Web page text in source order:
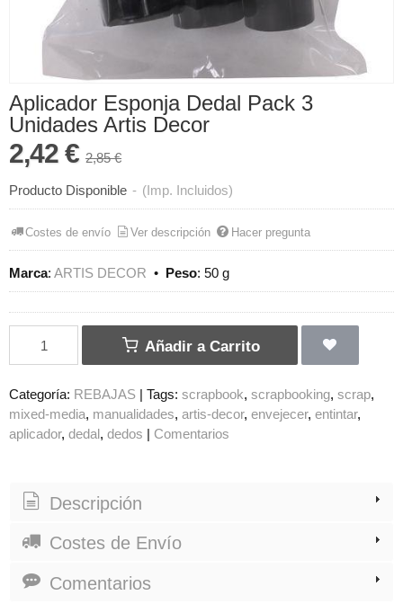
Aplicador Esponja Dedal Pack 3
Unidades Artis Decor
2,42 € 2,85 €
Producto Disponible - (Imp. Incluidos)
Costes de envío Ver descripción Hacer pregunta
Marca: ARTIS DECOR • Peso: 50 g
Añadir a Carrito
Categoría: REBAJAS Tags: scrapbook scrapbooking scrap
mixed-media manualidades artis-decor envejecer entintar
aplicador dedal dedos Comentarios
Descripción
Costes de Envío
Comentarios